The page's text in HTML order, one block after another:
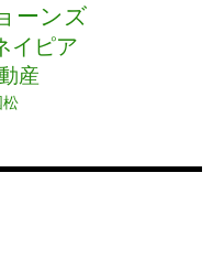
ーンズ
イピア
産
松